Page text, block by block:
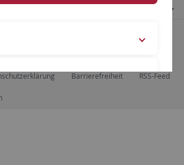
Tübingen, Tübingen
Barrierefreiheit RSS-Feed